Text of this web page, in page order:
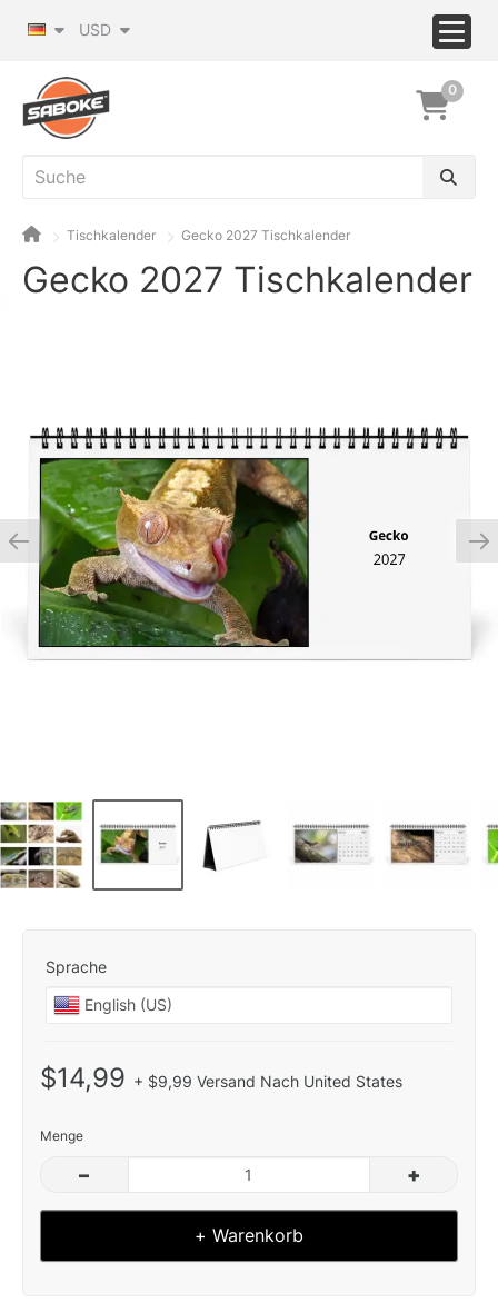
USD
0
Tischkalender Gecko 2027 Tischkalender
Gecko 2027 Tischkalender
Sprache
$14,99 + $9,99 Versand Nach United States
Menge
– +
+ Warenkorb